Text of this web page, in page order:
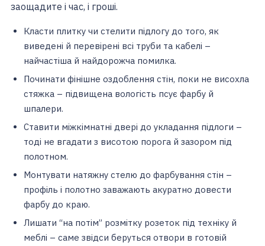
заощадите і час, і гроші.
Класти плитку чи стелити підлогу до того, як
виведені й перевірені всі труби та кабелі –
найчастіша й найдорожча помилка.
Починати фінішне оздоблення стін, поки не висохла
стяжка – підвищена вологість псує фарбу й
шпалери.
Ставити міжкімнатні двері до укладання підлоги –
тоді не вгадати з висотою порога й зазором під
полотном.
Монтувати натяжну стелю до фарбування стін –
профіль і полотно заважають акуратно довести
фарбу до краю.
Лишати “на потім” розмітку розеток під техніку й
меблі – саме звідси беруться отвори в готовій